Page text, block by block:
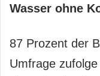
Wasser ohne
87 Prozent der
Umfrage